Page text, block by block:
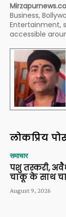
Business,
Entertainment,
accessible
लोकप्रिय
समाचार
पशु तस्करी,
चाकू के साथ
August 9, 2026